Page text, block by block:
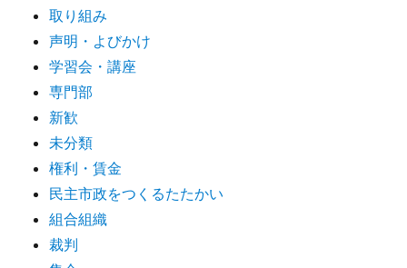
取り組み
声明・よびかけ
学習会・講座
専門部
新歓
未分類
権利・賃金
民主市政をつくるたたかい
組合組織
裁判